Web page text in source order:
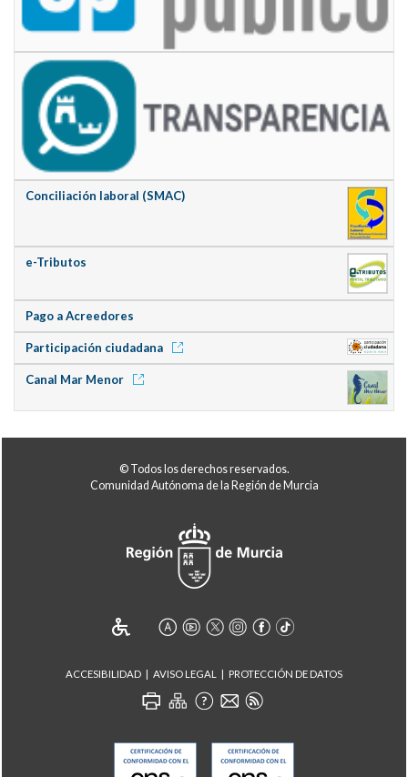
Conciliación laboral (SMAC)
e-Tributos
Pago a Acreedores
Participación ciudadana
Canal Mar Menor
© Todos los derechos reservados.
Comunidad Autónoma de la Región de Murcia
ACCESIBILIDAD AVISO LEGAL PROTECCIÓN DE DATOS